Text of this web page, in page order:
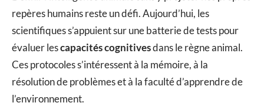
repères humains reste un défi. Aujourd’hui, les
scientifiques s’appuient sur une batterie de tests pour
évaluer lescapacités cognitivesdans le règne animal.
Ces protocoles s’intéressent à la mémoire, à la
résolution de problèmes et à la faculté d’apprendre de
l’environnement.